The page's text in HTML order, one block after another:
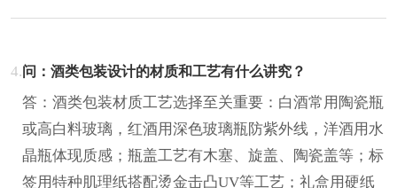
4.问：酒类包装设计的材质和工艺有什么讲究？
答：酒类包装材质工艺选择至关重要：白酒常用陶瓷瓶
或高白料玻璃，红酒用深色玻璃瓶防紫外线，洋酒用水
晶瓶体现质感；瓶盖工艺有木塞、旋盖、陶瓷盖等；标
签用特种肌理纸搭配烫金击凸UV等工艺；礼盒用硬纸